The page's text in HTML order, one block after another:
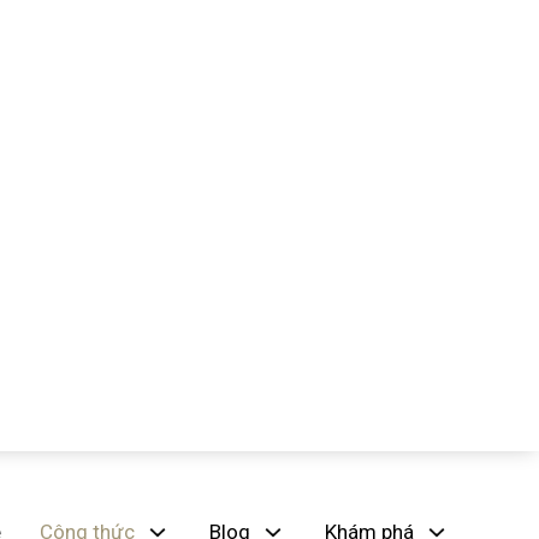
Công thức Blog Khám phá